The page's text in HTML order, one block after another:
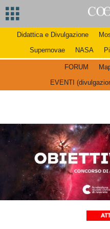
Didattica e Divulgazione
Supernovae
NASA
FORUM
EVENTI